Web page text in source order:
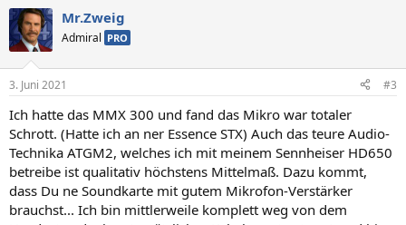
Mr.Zweig
Admiral PRO
3. Juni 2021 #3
Ich hatte das MMX 300 und fand das Mikro war totaler
Schrott. (Hatte ich an ner Essence STX) Auch das teure Audio-
Technika ATGM2, welches ich mit meinem Sennheiser HD650
betreibe ist qualitativ höchstens Mittelmaß. Dazu kommt,
dass Du ne Soundkarte mit gutem Mikrofon-Verstärker
brauchst... Ich bin mittlerweile komplett weg von dem